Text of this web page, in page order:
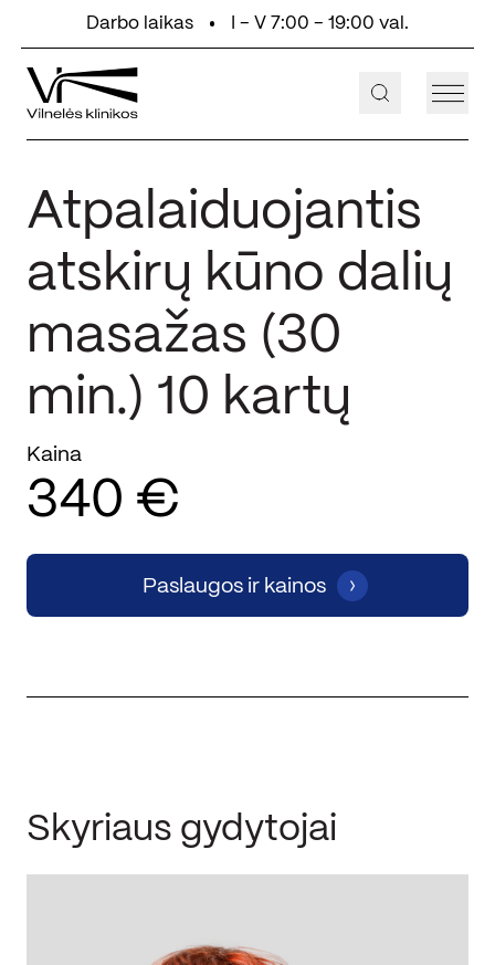
Eiti prie turinioDarbo laikas I - V 7:00 - 19:00 val.
+370 647 55 000
Atpalaiduojantis
atskirų kūno dalių
masažas (30
min.) 10 kartų
Kaina
340 €
Paslaugos ir kainos
Skyriaus gydytojai